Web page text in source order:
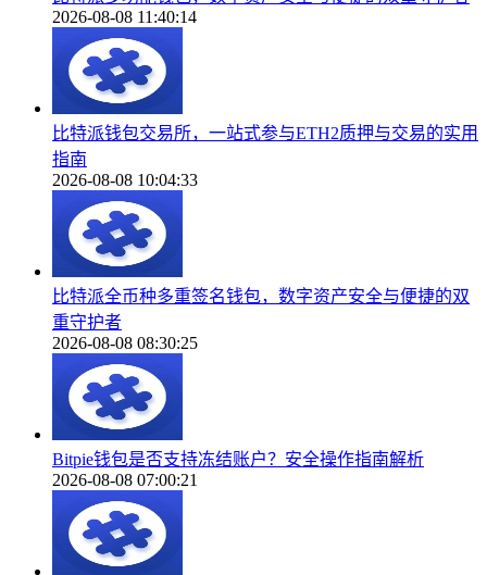
2026-08-08 11:40:14
比特派钱包交易所，一站式参与ETH2质押与交易的实用
指南
2026-08-08 10:04:33
比特派全币种多重签名钱包，数字资产安全与便捷的双
重守护者
2026-08-08 08:30:25
Bitpie钱包是否支持冻结账户？安全操作指南解析
2026-08-08 07:00:21